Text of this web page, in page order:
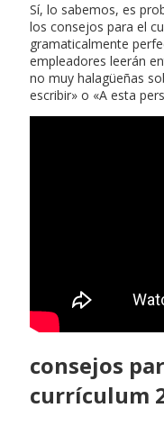
Sí, lo sabemos, es
los consejos para el
gramaticalmente
empleadores leerán
no muy halagüeñas
escribir» o «A esta
consejos
currículum